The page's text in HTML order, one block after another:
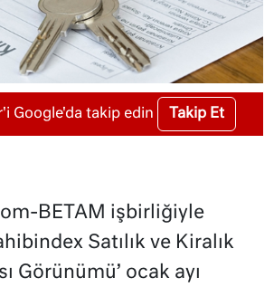
Google'da takip edin Takip Et
BETAM işbirliğiyle
Satılık ve Kiralık
Görünümü’ ocak ayı